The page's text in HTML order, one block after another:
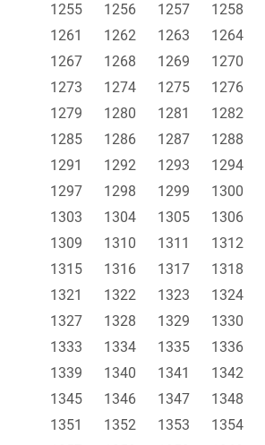
1255
1256 1257 1258
1261
1262 1263 1264
1267
1268 1269 1270
1273
1274 1275 1276
1279
1280 1281 1282
1285
1286 1287 1288
1291
1292 1293 1294
1297
1298 1299 1300
1303
1304 1305 1306
1309
1310 1311 1312
1315
1316 1317 1318
1321
1322 1323 1324
1327
1328 1329 1330
1333
1334 1335 1336
1339
1340 1341 1342
1345
1346 1347 1348
1351
1352 1353 1354